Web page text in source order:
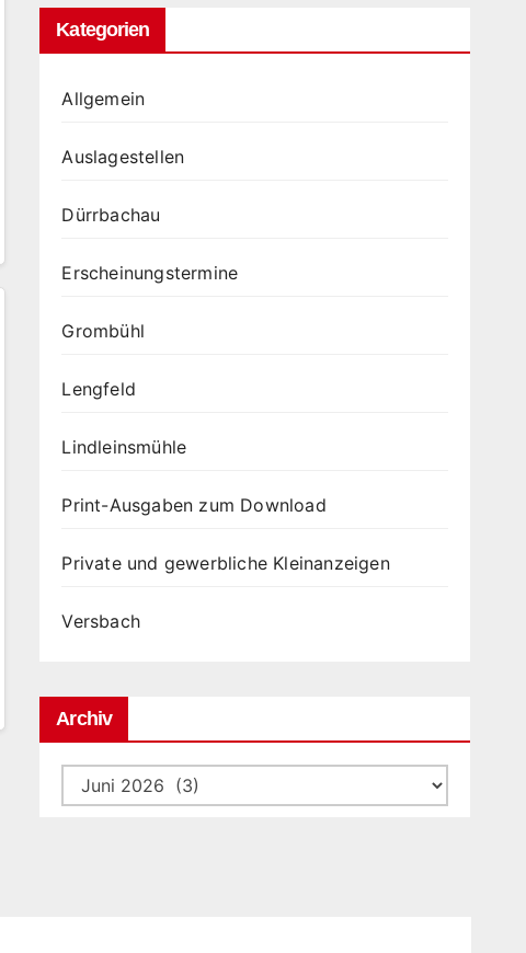
Kategorien
Allgemein
Auslagestellen
Dürrbachau
Erscheinungstermine
Grombühl
Lengfeld
Lindleinsmühle
Print-Ausgaben zum Download
Private und gewerbliche Kleinanzeigen
Versbach
Archiv
Archiv